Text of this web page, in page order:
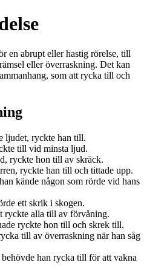
en abrupt eller hastig rörelse, till
eller överraskning. Det kan
som att rycka till och
ljudet, ryckte han till.
till vid minsta ljud.
ryckte hon till av skräck.
ryckte han till och tittade upp.
kände någon som rörde vid hans
ett skrik i skogen.
ryckte alla till av förvåning.
ryckte hon till och skrek till.
till av överraskning när han såg
han rycka till för att vakna